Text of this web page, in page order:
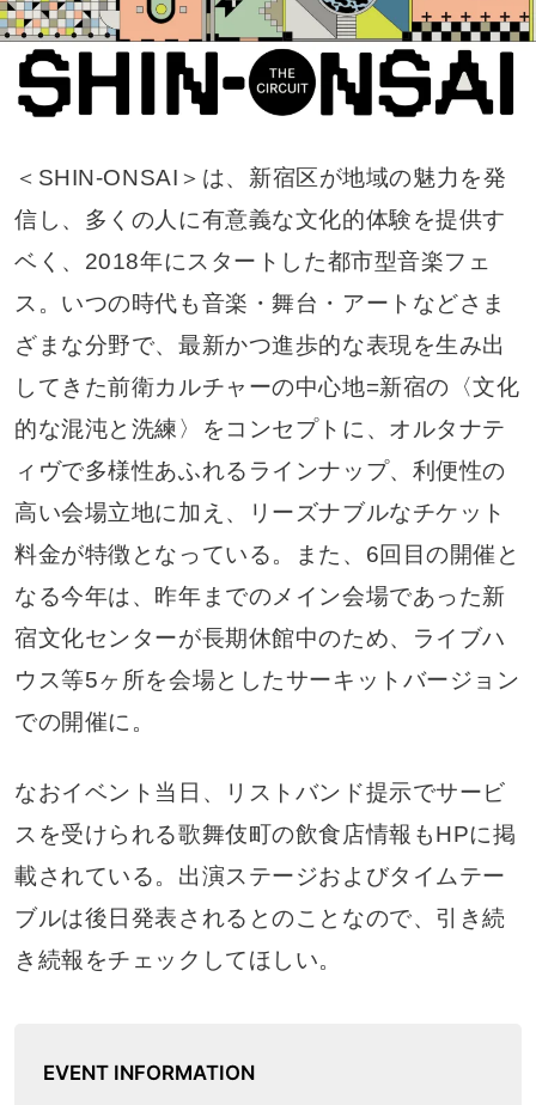
＜SHIN-ONSAI＞は、新宿区が地域の魅力を発
信し、多くの人に有意義な文化的体験を提供す
ベく、2018年にスタートした都市型音楽フェ
ス。いつの時代も音楽・舞台・アートなどさま
ざまな分野で、最新かつ進歩的な表現を生み出
してきた前衛カルチャーの中心地=新宿の〈文化
的な混沌と洗練〉をコンセプトに、オルタナテ
ィヴで多様性あふれるラインナップ、利便性の
高い会場立地に加え、リーズナブルなチケット
料金が特徴となっている。また、6回目の開催と
なる今年は、昨年までのメイン会場であった新
宿文化センターが長期休館中のため、ライブハ
ウス等5ヶ所を会場としたサーキットバージョン
での開催に。
なおイベント当日、リストバンド提示でサービ
スを受けられる歌舞伎町の飲食店情報もHPに掲
載されている。出演ステージおよびタイムテー
ブルは後日発表されるとのことなので、引き続
き続報をチェックしてほしい。
EVENT INFORMATION